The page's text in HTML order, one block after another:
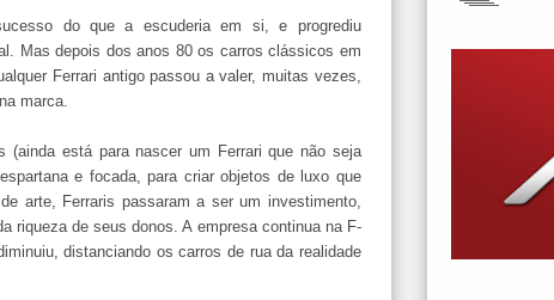
do que a escuderia em si, e progrediu
Mas depois dos anos 80 os carros clássicos em
Ferrari antigo passou a valer, muitas vezes,
marca.
(ainda está para nascer um Ferrari que não seja
e focada, para criar objetos de luxo que
arte, Ferraris passaram a ser um investimento,
riqueza de seus donos. A empresa continua na F-
distanciando os carros de rua da realidade